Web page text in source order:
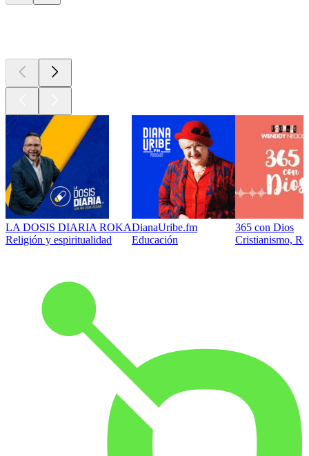
LA DOSIS DIARIA ROKA
Religión y espiritualidad
DianaUribe.fm
Educación
365 con Dios
Cristianismo,